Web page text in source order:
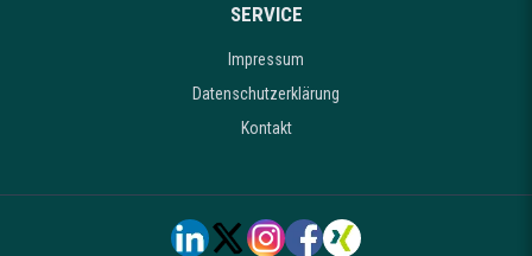
SERVICE
Impressum
Datenschutzerklärung
Kontakt